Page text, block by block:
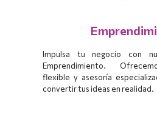
Impulsa tu negocio con
Emprendimiento.
flexible y asesoría
convertir tus ideas en realidad.